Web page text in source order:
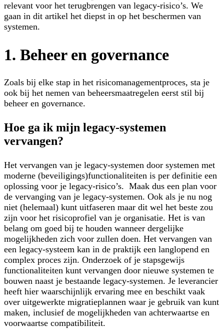
relevant voor het terugbrengen van legacy-risico’s. We
gaan in dit artikel het diepst in op het beschermen van
systemen.
1. Beheer en governance
Zoals bij elke stap in het risicomanagementproces, sta je
ook bij het nemen van beheersmaatregelen eerst stil bij
beheer en governance.
Hoe ga ik mijn legacy-systemen
vervangen?
Het vervangen van je legacy-systemen door systemen met
moderne (beveiligings)functionaliteiten is per definitie een
oplossing voor je legacy-risico’s. Maak dus een plan voor
de vervanging van je legacy-systemen. Ook als je nu nog
niet (helemaal) kunt uitfaseren maar dit wel het beste zou
zijn voor het risicoprofiel van je organisatie. Het is van
belang om goed bij te houden wanneer dergelijke
mogelijkheden zich voor zullen doen. Het vervangen van
een legacy-systeem kan in de praktijk een langlopend en
complex proces zijn. Onderzoek of je stapsgewijs
functionaliteiten kunt vervangen door nieuwe systemen te
bouwen naast je bestaande legacy-systemen. Je leverancier
heeft hier waarschijnlijk ervaring mee en beschikt vaak
over uitgewerkte migratieplannen waar je gebruik van kunt
maken, inclusief de mogelijkheden van achterwaartse en
voorwaartse compatibiliteit.